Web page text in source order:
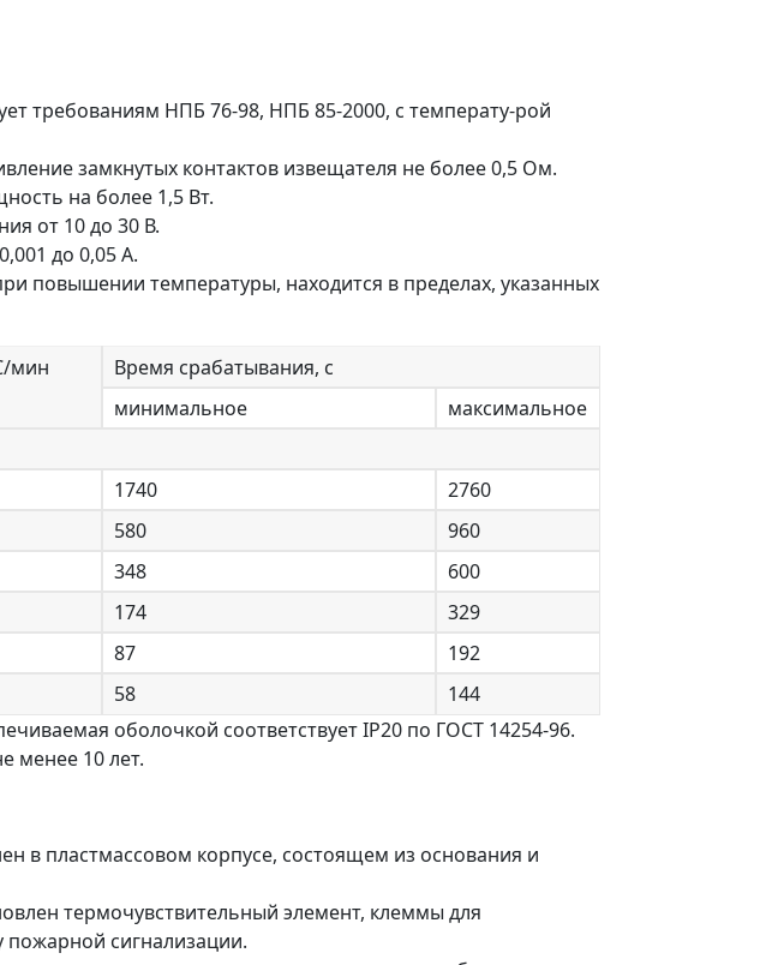
требованиям НПБ 76-98, НПБ 85-2000, с температу-рой
замкнутых контактов извещателя не более 0,5 Ом.
на более 1,5 Вт.
от 10 до 30 В.
до 0,05 А.
повышении температуры, находится в пределах, указанных
мин
Время срабатывания, с
минимальное
максимальное
1740
2760
580
960
348
600
174
329
87
192
58
144
оболочкой соответствует IP20 по ГОСТ 14254-96.
менее 10 лет.
в пластмассовом корпусе, состоящем из основания и
термочувствительный элемент, клеммы для
сигнализации.